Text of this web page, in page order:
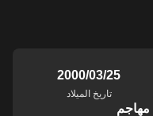
25‏/03‏/2000
تاريخ الميلاد
مهاجم